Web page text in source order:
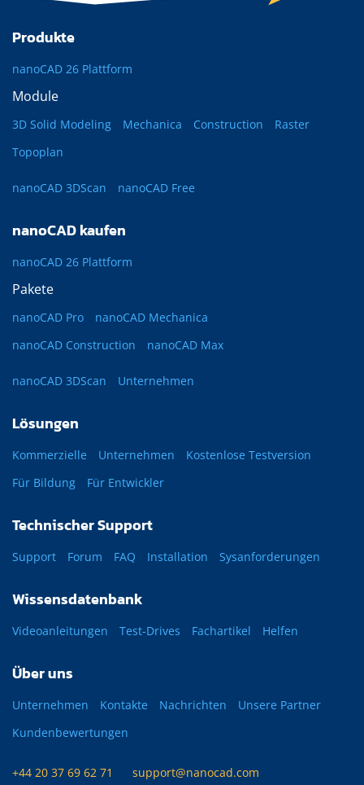
Produkte
nanoCAD 26 Plattform
Module
3D Solid Modeling Mechanica Construction
Raster
Topoplan
nanoCAD 3DScan nanoCAD Free
nanoCAD kaufen
nanoCAD 26 Plattform
Pakete
nanoCAD Pro
nanoCAD Mechanica
nanoCAD Construction
nanoCAD Max
nanoCAD 3DScan Unternehmen
Lösungen
Kommerzielle Unternehmen
Kostenlose Testversion
Für Bildung
Für Entwickler
Technischer Support
Support Forum FAQ Installation Sysanforderungen
Wissensdatenbank
Videoanleitungen Test-Drives Fachartikel Helfen
Über uns
Unternehmen Kontakte Nachrichten
Unsere Partner
Kundenbewertungen
+44 20 37 69 62 71 support@nanocad.com